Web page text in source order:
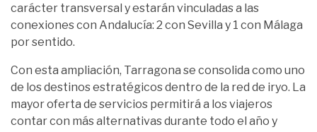
carácter transversal y estarán vinculadas a las
conexiones con Andalucía: 2 con Sevilla y 1 con Málaga
por sentido.
Con esta ampliación, Tarragona se consolida como uno
de los destinos estratégicos dentro de la red de iryo. La
mayor oferta de servicios permitirá a los viajeros
contar con más alternativas durante todo el año y